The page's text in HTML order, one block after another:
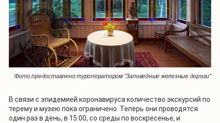
Фото предоставлено туроператором "Заповедные железные дороги"
В связи с эпидемией коронавируса количество экскурсий по
терему и музею пока ограничено. Теперь они проводятся
один раз в день, в 15:00, со среды по воскресенье, и